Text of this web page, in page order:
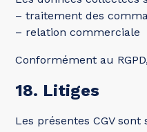
– traitement des
– relation commerciale
Conformément au
18. Litiges
Les présentes CGV